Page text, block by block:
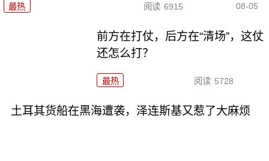
最热 阅读 6915 08-05
前方在打仗，后方在“清场”，这仗
还怎么打？
最热 阅读 5728
土耳其货船在黑海遭袭，泽连斯基又惹了大麻烦